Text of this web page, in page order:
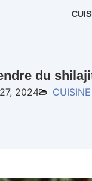
du
2024 CUISINE